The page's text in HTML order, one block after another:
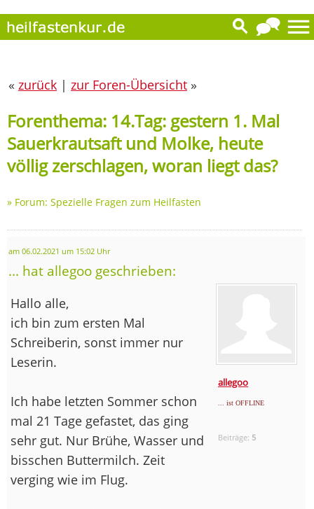
« zurück | zur Foren-Übersicht »
Forenthema: 14.Tag: gestern 1. Mal
Sauerkrautsaft und Molke, heute
völlig zerschlagen, woran liegt das?
» Forum: Spezielle Fragen zum Heilfasten
am 06.02.2021 um 15:02 Uhr
... hat allegoo geschrieben:
allegoo
... ist OFFLINE
Beiträge: 5
Hallo alle,
ich bin zum ersten Mal
Schreiberin, sonst immer nur
Leserin.
Ich habe letzten Sommer schon
mal 21 Tage gefastet, das ging
sehr gut. Nur Brühe, Wasser und
bisschen Buttermilch. Zeit
verging wie im Flug.